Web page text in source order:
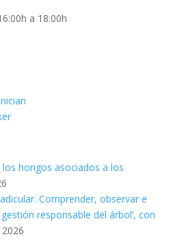
a 18:00h
los hongos asociados a los
Comprender, observar e
responsable del árbol’, con